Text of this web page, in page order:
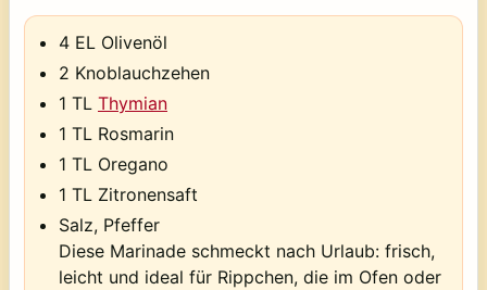
4 EL Olivenöl
2 Knoblauchzehen
1 TL Thymian
1 TL Rosmarin
1 TL Oregano
1 TL Zitronensaft
Salz, Pfeffer
Diese Marinade schmeckt nach Urlaub: frisch,
leicht und ideal für Rippchen, die im Ofen oder